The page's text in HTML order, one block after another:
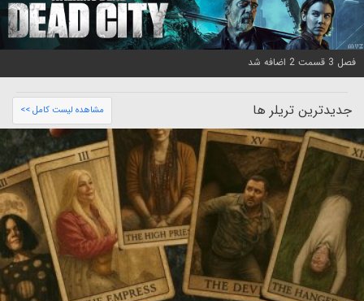
فصل 3 قسمت 2 اضافه شد
جدیدترین تریلر ها مشاهده لیست کامل >>